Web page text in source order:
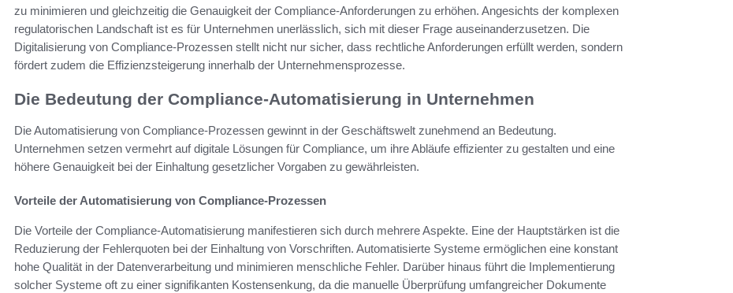
zu minimieren und gleichzeitig die Genauigkeit der Compliance-Anforderungen zu erhöhen. Angesichts der komplexen
regulatorischen Landschaft ist es für Unternehmen unerlässlich, sich mit dieser Frage auseinanderzusetzen. Die
Digitalisierung von Compliance-Prozessen stellt nicht nur sicher, dass rechtliche Anforderungen erfüllt werden, sondern
fördert zudem die Effizienzsteigerung innerhalb der Unternehmensprozesse.
Die Bedeutung der Compliance-Automatisierung in Unternehmen
Die Automatisierung von Compliance-Prozessen gewinnt in der Geschäftswelt zunehmend an Bedeutung.
Unternehmen setzen vermehrt auf digitale Lösungen für Compliance, um ihre Abläufe effizienter zu gestalten und eine
höhere Genauigkeit bei der Einhaltung gesetzlicher Vorgaben zu gewährleisten.
Vorteile der Automatisierung von Compliance-Prozessen
Die Vorteile der Compliance-Automatisierung manifestieren sich durch mehrere Aspekte. Eine der Hauptstärken ist die
Reduzierung der Fehlerquoten bei der Einhaltung von Vorschriften. Automatisierte Systeme ermöglichen eine konstant
hohe Qualität in der Datenverarbeitung und minimieren menschliche Fehler. Darüber hinaus führt die Implementierung
solcher Systeme oft zu einer signifikanten Kostensenkung, da die manuelle Überprüfung umfangreicher Dokumente